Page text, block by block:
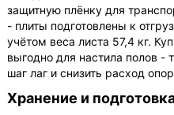
защитную плёнку для
- плиты подготовлены к
учётом веса листа 57,4 кг.
выгодно для настила полов -
шаг лаг и снизить расход
Хранение и